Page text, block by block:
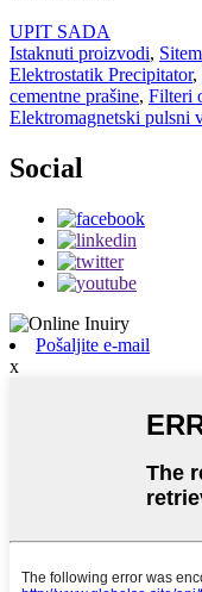
UPIT SADA
Istaknuti proizvodi,
Elektrostatik Precipitator,
cementne prašine, Filteri
Elektromagnetski pulsni
Social
Pošaljite e-mail
x